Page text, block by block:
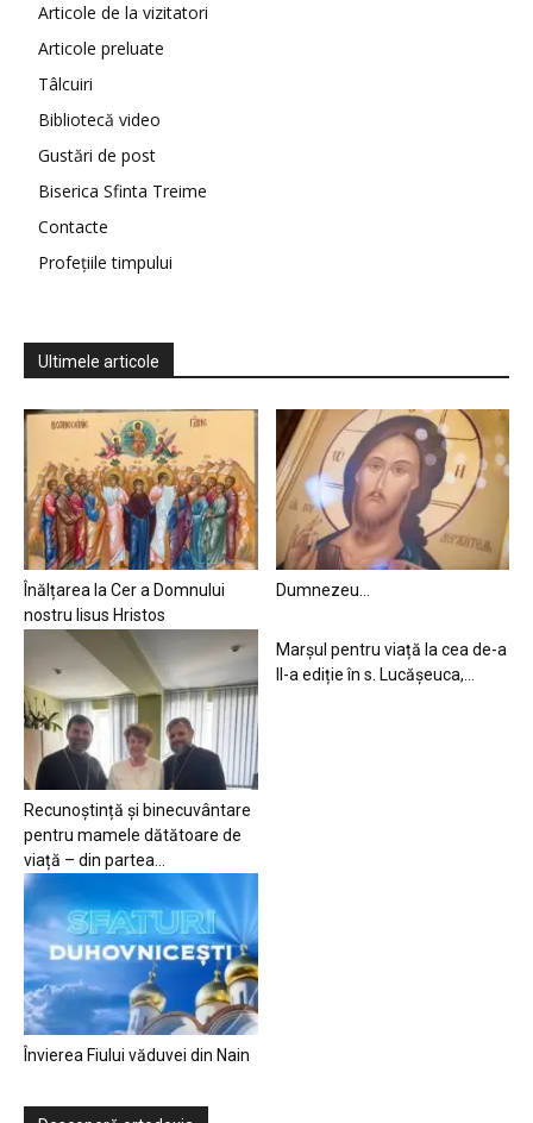
Articole de la vizitatori
Articole preluate
Tâlcuiri
Bibliotecă video
Gustări de post
Biserica Sfinta Treime
Contacte
Profețiile timpului
Ultimele articole
Înălțarea la Cer a Domnului
nostru Iisus Hristos
Dumnezeu…
Recunoștință și binecuvântare
pentru mamele dătătoare de
viață – din partea...
Marșul pentru viață la cea de-a
II-a ediție în s. Lucășeuca,...
Învierea Fiului văduvei din Nain